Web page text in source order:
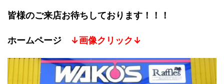
皆様のご来店お待ちしております！！！
ホームページ ↓画像クリック↓